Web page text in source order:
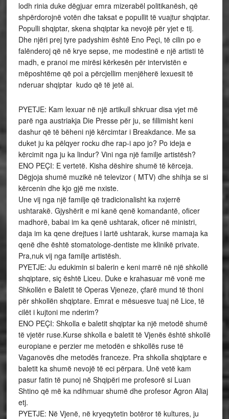
lodh rinia duke dëgjuar emra mizerabël politikanësh, që
shpërdorojnë votën dhe taksat e popullit të vuajtur shqiptar.
Populli shqiptar, skena shqiptar ka nevojë për yjet e tij.
Dhe njëri prej tyre padyshim është Eno Peçi, të cilin po e
falënderoj që në krye sepse, me modestinë e një artisti të
madh, e pranoi me mirësi kërkesën për intervistën e
mëposhtëme që poi a përcjellim menjëherë lexuesit të
nderuar shqiptar kudo që të jetë ai.
PYETJE: Kam lexuar në një artikull shkruar disa vjet më
parë nga austriakja Die Presse për ju, se fillimisht keni
dashur që të bëheni një kërcimtar i Breakdance. Me sa
duket ju ka pëlqyer rocku dhe rap-i apo jo? Po ideja e
kërcimit nga ju ka lindur? Vini nga një familje artistësh?
ENO PEÇI: E vertetë. Kisha dëshire shumë të kërceja.
Dëgjoja shumë muzikë në televizor ( MTV) dhe shihja se si
kërcenin dhe kjo gjë me nxiste.
Une vij nga një familje që tradicionalisht ka nxjerrë
ushtarakë. Gjyshërit e mi kanë qenë komandantë, oficer
madhorë, babai im ka qenë ushtarak, oficer në ministri,
daja im ka qene drejtues i lartë ushtarak, kurse mamaja ka
qenë dhe është stomatologe-dentiste me klinikë private.
Pra,nuk vij nga familje artistësh.
PYETJE: Ju edukimin si balerin e keni marrë në një shkollë
shqiptare, siç është Liceu. Duke e krahasuar më vonë me
Shkollën e Baletit të Operas Vjeneze, çfarë mund të thoni
për shkollën shqiptare. Emrat e mësuesve tuaj në Lice, të
cilët i kujtoni me nderim?
ENO PEÇI: Shkolla e baletit shqiptar ka një metodë shumë
të vjetër ruse.Kurse shkolla e baletit të Vjenës është shkollë
europiane e perzier me metodën e shkollës ruse të
Vaganovës dhe metodës franceze. Pra shkolla shqiptare e
baletit ka shumë nevojë të eci përpara. Unë vetë kam
pasur fatin të punoj në Shqipëri me profesorë si Luan
Shtino që më ka ndihmuar shumë dhe profesor Agron Aliaj
etj.
PYETJE: Në Vjenë, në kryeqytetin botëror të kultures, ju